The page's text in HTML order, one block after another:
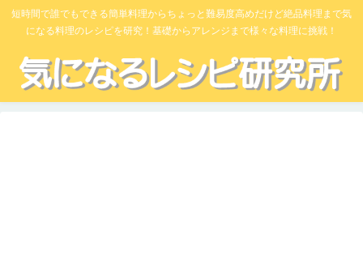
短時間で誰でもできる簡単料理からちょっと難易度高めだけど絶品料理まで気
になる料理のレシピを研究！基礎からアレンジまで様々な料理に挑戦！